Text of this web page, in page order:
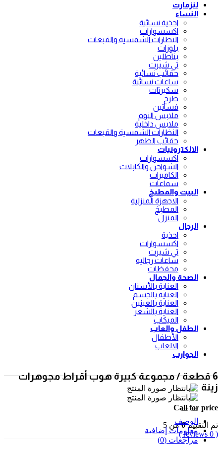
لنزمارت
النساء
احذية نسائية
اكسسوارات
النظارات الشمسية والقبعات
بلوزات
بناطلين
تي شيرت
حقائب نسائية
ساعات نسائية
سكيرتات
طرح
فساتين
ملابس النوم
ملابس داخلية
النظارات الشمسية والقبعات
حقائب الظهر
الالكترونيات
اكسسوارات
الشواحن والكابلات
الكاميرات
سماعات
البيت والمطبخ
الاجهزة المنزلية
المطبخ
المنزل
الرجال
احذية
اكسسوارات
تي شيرت
ساعات رجاليه
محفظات
الصحة والجمال
العناية بالأسنان
العناية بالجسم
العناية بالعينين
العناية بالشعر
الميكاب
الطفل والعاب
الأطفال
الالعاب
الجوارب
6 قطعة / مجموعة كبيرة هوب أقراط مجوهرات
زينة
Call for price
تم التقييم0من 5
( 0 reviews )
الوصف
معلومات إضافية
مراجعات (0)